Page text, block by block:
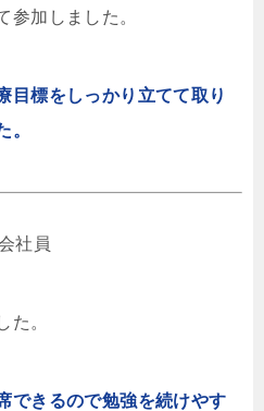
参加しました。
目標をしっかり立てて取り
。
社員
た。
できるので勉強を続けやす